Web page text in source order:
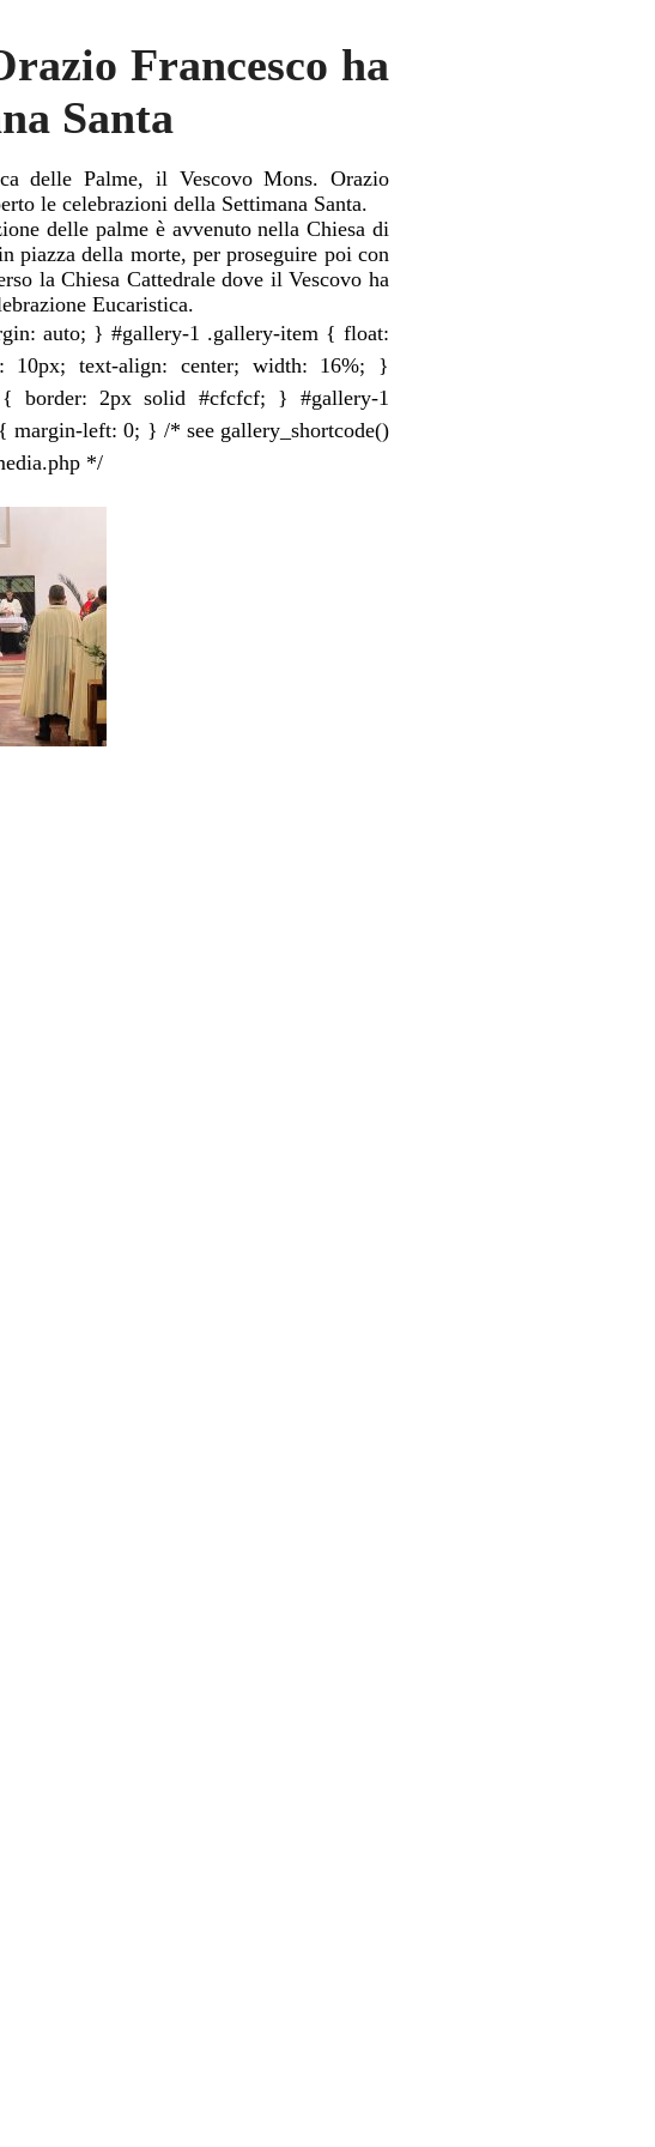
Francesco ha
Santa
delle Palme, il Vescovo Mons. Orazio
le celebrazioni della Settimana Santa.
delle palme è avvenuto nella Chiesa di
piazza della morte, per proseguire poi con
la Chiesa Cattedrale dove il Vescovo ha
Eucaristica.
auto; } #gallery-1 .gallery-item { float:
10px; text-align: center; width: 16%; }
border: 2px solid #cfcfcf; } #gallery-1
margin-left: 0; } /* see gallery_shortcode()
*/